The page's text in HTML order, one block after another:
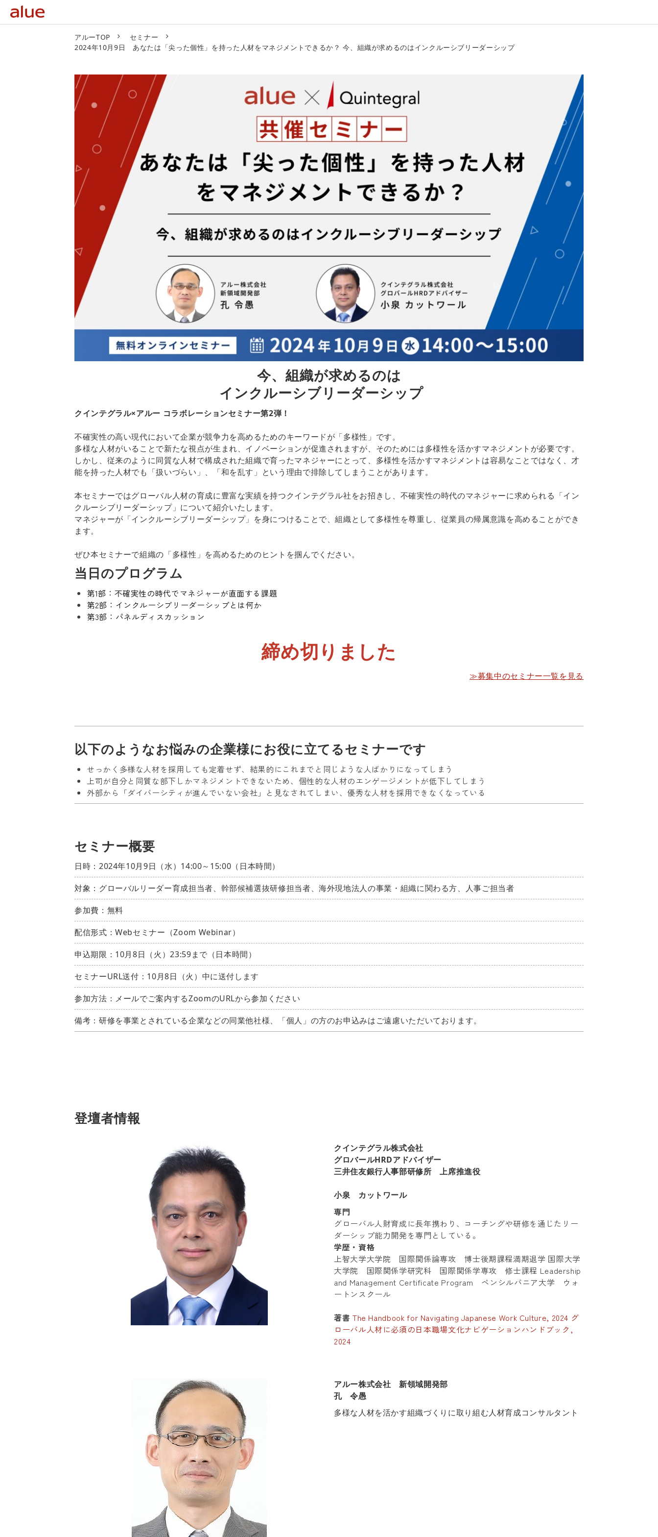
アルーTOP
セミナー
2024年10月9日 あなたは「尖った個性」を持った人材をマネジメントできるか？ 今、組織が求めるのはインクルーシブリーダーシップ
今、組織が求めるのは
クインテグラル×アルー コラボレーションセミナー第2弾！
不確実性の高い現代において企業が競争力を高めるためのキーワードが「多様性」です。
多様な人材がいることで新たな視点が生まれ、イノベーションが促進されますが、そのためには多様性を活かすマネジメントが必要です。
しかし、従来のように同質な人材で構成された組織で育ったマネジャーにとって、多様性を活かすマネジメントは容易なことではなく、才
能を持った人材でも「扱いづらい」、「和を乱す」という理由で排除してしまうことがあります。
本セミナーではグローバル人材の育成に豊富な実績を持つクインテグラル社をお招きし、不確実性の時代のマネジャーに求められる「イン
クルーシブリーダーシップ」について紹介いたします。
マネジャーが「インクルーシブリーダーシップ」を身につけることで、組織として多様性を尊重し、従業員の帰属意識を高めることができ
ます。
ぜひ本セミナーで組織の「多様性」を高めるためのヒントを掴んでください。
当日のプログラム
第1部：不確実性の時代でマネジャーが直面する課題
第2部：インクルーシブリーダーシップとは何か
第3部：パネルディスカッション
締め切りました
≫募集中のセミナー一覧を見る
以下のようなお悩みの企業様にお役に立てるセミナーです
せっかく多様な人材を採用しても定着せず、結果的にこれまでと同じような人ばかりになってしまう
上司が自分と同質な部下しかマネジメントできないため、個性的な人材のエンゲージメントが低下してしまう
外部から「ダイバーシティが進んでいない会社」と見なされてしまい、優秀な人材を採用できなくなっている
セミナー概要
日時：2024年10月9日（水）14:00～15:00（日本時間）
対象：グローバルリーダー育成担当者、幹部候補選抜研修担当者、海外現地法人の事業・組織に関わる方、人事ご担当者
参加費：無料
配信形式：Webセミナー（Zoom Webinar）
申込期限：10月8日（火）23:59まで（日本時間）
セミナーURL送付：10月8日（火）中に送付します
参加方法：メールでご案内するZoomのURLから参加ください
備考：研修を事業とされている企業などの同業他社様、「個人」の方のお申込みはご遠慮いただいております。
登壇者情報
クインテグラル株式会社
グロバールHRDアドバイザー
三井住友銀行人事部研修所 上席推進役
小泉 カットワール
専門
グローバル人財育成に長年携わり、コーチングや研修を通じたリー
ダーシップ能力開発を専門としている。
学歴・資格
上智大学大学院 国際関係論専攻 博士後期課程満期退学 国際大学
大学院 国際関係学研究科 国際関係学専攻 修士課程 Leadership
and Management Certificate Program ペンシルバニア大学 ウォ
ートンスクール
著書 The Handbook for Navigating Japanese Work Culture, 2024 グ
ローバル人材に必須の日本職場文化ナビゲーションハンドブック,
2024
アルー株式会社 新領域開発部
孔 令愚
多様な人材を活かす組織づくりに取り組む人材育成コンサルタント